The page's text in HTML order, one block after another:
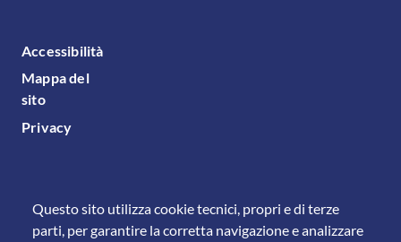
Questo sito utilizza cookie tecnici, propri e di terze
parti, per garantire la corretta navigazione e analizzare
FOOTER MENU
Accessibilità
Mappa del
sito
Privacy